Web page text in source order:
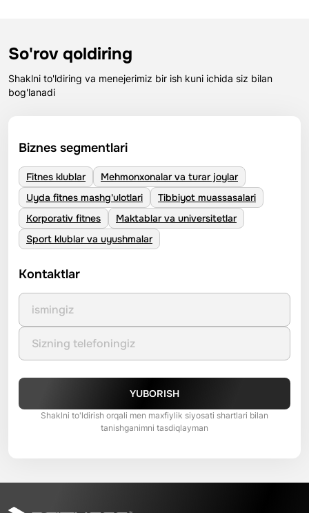
So'rov qoldiring
Shaklni to'ldiring va menejerimiz bir ish kuni ichida siz bilan
bog'lanadi
Biznes segmentlari
Fitnes klublar
Mehmonxonalar va turar joylar
Uyda fitnes mashg'ulotlari
Tibbiyot muassasalari
Korporativ fitnes
Maktablar va universitetlar
Sport klublar va uyushmalar
Kontaktlar
YUBORISH
Shaklni to'ldirish orqali men maxfiylik siyosati shartlari bilan
tanishganimni tasdiqlayman